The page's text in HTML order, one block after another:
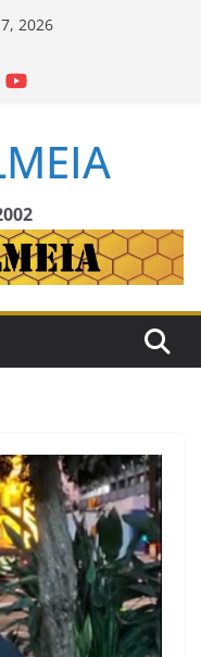
2026